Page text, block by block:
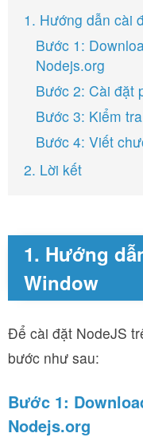
1. Hướng dẫn cài
Bước 1:
Nodejs.org
Bước 2: Cài đặt
Bước 3: Kiểm
Bước 4: Viết
2. Lời kết
1. Hướng
Window
Để cài đặt NodeJS
bước như sau:
Bước 1:
Nodejs.org